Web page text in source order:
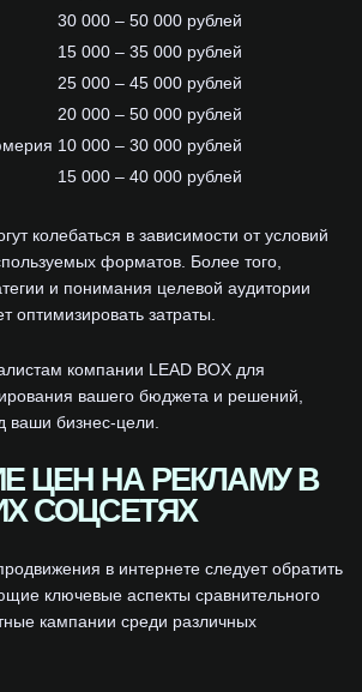
30 000 – 50 000 рублей
15 000 – 35 000 рублей
25 000 – 45 000 рублей
20 000 – 50 000 рублей
10 000 – 30 000 рублей
15 000 – 40 000 рублей
колебаться в зависимости от условий
форматов. Более того,
и понимания целевой аудитории
оптимизировать затраты.
компании LEAD BOX для
вашего бюджета и решений,
ваши бизнес-цели.
ЦЕН НА РЕКЛАМУ В
СОЦСЕТЯХ
в интернете следует обратить
ключевые аспекты сравнительного
кампании среди различных